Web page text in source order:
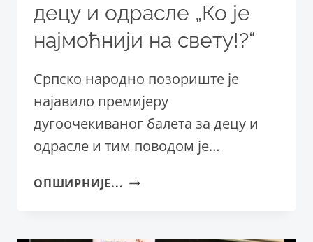
децу и одрасле „Ко је
најмоћнији на свету!?“
Српско народно позориште је
најавило премијеру
дугоочекиваног балета за децу и
одрасле и тим поводом је…
ОПШИРНИЈЕ... КОНФЕРЕНЦИЈА